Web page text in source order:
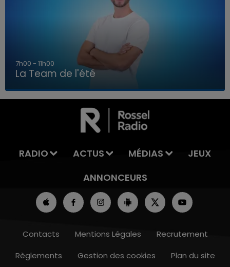
LA TEAM DE L'ÉTÉ
7h00 - 11h00
La Team de l'été
RADIO ACTUS MÉDIAS
JEUX
ANNONCEURS
Contacts Mentions Légales
Recrutement
Règlements
Gestion des cookies Plan du site